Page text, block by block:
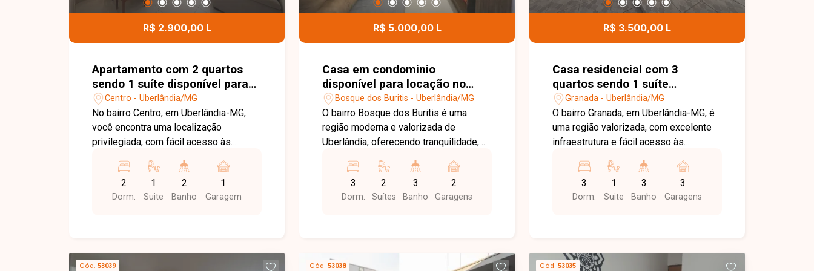
para futuras ampliações. Entre em
agende uma visita para conhecer esta
adaptados para pessoas com
pequeno espaço aberto e piso em
informações e agende uma visita para
conhecer esta excelente oportunidade
comercial.
excelente oportunidade para quem
bem localizado e com todo o conforto
agende sua visita!
R$ 2.900,00 L
Apartamento com 2 quartos
sendo 1 suíte disponível para
locação no bairro Centro em
Uberlândia-MG
Centro - Uberlândia/MG
No bairro Centro, em Uberlândia-MG,
você encontra uma localização
privilegiada, com fácil acesso às
próximo a supermercados, farmácias,
bancos, restaurantes, escolas e uma
ampla variedade de comércios e
aproximadamente 65 m² de área
2
Dorm.
1
Suite
2
Banho
1
Garagem
R$ 5.000,00 L
Casa em condominio
disponível para locação no
bairro Bosque dos Buritis em
Uberlândia-MG
Bosque dos Buritis - Uberlândia/MG
O bairro Bosque dos Buritis é uma
região moderna e valorizada de
Uberlândia, oferecendo tranquilidade,
vias da cidade. Próximo à Granja
Marileusa, conta com excelente
infraestrutura e está cercado por
locação,sendo Sala com painel para TV,
3
Dorm.
2
Suítes
3
Banho
2
Garagens
R$ 3.500,00 L
Casa residencial com 3
quartos sendo 1 suíte
disponível para locação no
bairro Granada em Uberlândia-
MG
Granada - Uberlândia/MG
O bairro Granada, em Uberlândia-MG, é
uma região valorizada, com excelente
infraestrutura e fácil acesso às
Hospital Municipal, supermercados,
escolas, farmácias e diversos
comércios, oferece praticidade,
suíte, banheiro social com box em
3
Dorm.
1
Suite
3
Banho
3
Garagens
Cód. 53039 Cód. 53038 Cód. 53035